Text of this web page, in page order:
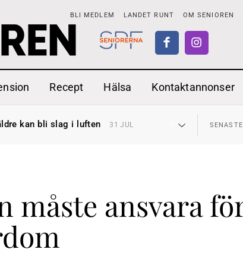
BLI MEDLEM LANDET RUNT OM SENIOREN
Recept Hälsa Kontaktannonser
kan bli slag i luften 31 JUL
måste ansvara